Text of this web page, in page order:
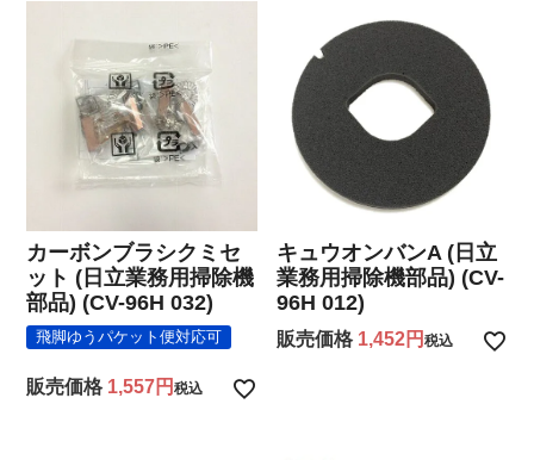
カーボンブラシクミセ
ット (日立業務用掃除機
部品) (CV-96H 032)
飛脚ゆうパケット便対応可
販売価格 1,557 税込
キュウオンバンA (日立
業務用掃除機部品) (CV-
96H 012)
販売価格 1,452 税込